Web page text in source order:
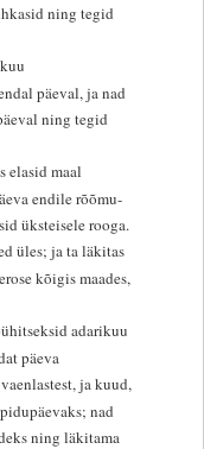
ning tegid
päeval, ja nad
ning tegid
elasid maal
endile rõõmu-
üksteisele rooga.
üles; ja ta läkitas
kõigis maades,
adarikuu
päeva
ja kuud,
nad
ning läkitama